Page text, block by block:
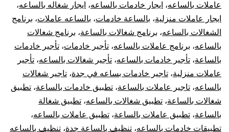
عاملات بالساعه، ايجار خادمات بالساعه، ايجار شغاله بالساعه،
ايجار عاملات منزلية، بالساعة خادمات، بالساعه عاملات، برنامج
الشغالات بالساعه، برنامج شغالات بالساعة، برنامج شغالات
بالساعه، برنامج عاملات بالساعه، تأجير خادمات، تأجير خادمات
بالساعة، تأجير خادمات بالساعه، تأجير شغالات بالساعه، تأجير
عاملات منزلية، تاجير خادمات بساعه في جدة، تاجير شغالات
بالساعه، تاجير عاملات بالساعة، تطبيق خادمات بالساعة، تطبيق
شغالات بالساعة، تطبيق شغالات بالساعه، تطبيق شغالة
بالساعة، تطبيق عاملات بالساعة، تطبيق عاملات بالساعه،
تطبيقات خادمات بالساعه، تنظيف بالساعة جدة، تنظيف بالساعه